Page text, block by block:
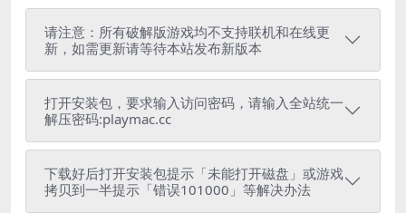
请注意：所有破解版游戏均不支持联机和在线更
新，如需更新请等待本站发布新版本
打开安装包，要求输入访问密码，请输入全站统一
解压密码:playmac.cc
下载好后打开安装包提示「未能打开磁盘」或游戏
拷贝到一半提示「错误101000」等解决办法